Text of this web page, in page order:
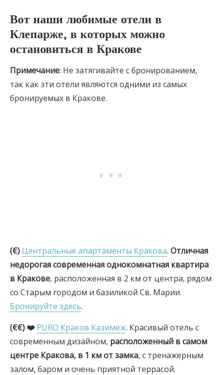
Вот наши любимые отели в
Клепарже, в которых можно
остановиться в Кракове
Примечание: Не затягивайте с бронированием,
так как эти отели являются одними из самых
бронируемых в Кракове.
(€) Центральные апартаменты Кракова. Отличная
недорогая современная однокомнатная квартира
в Кракове, расположенная в 2 км от центра, рядом
со Старым городом и базиликой Св. Марии.
Бронируйте здесь.
(€€) ❤️ PURO Краков Казимеж. Красивый отель с
современным дизайном, расположенный в самом
центре Кракова, в 1 км от замка, с тренажерным
залом, баром и очень приятной террасой.